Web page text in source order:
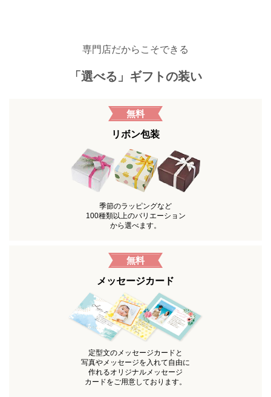
専門店だからこそできる
「選べる」ギフトの装い
無料
リボン包装
季節のラッピングなど
100種類以上のバリエーション
から選べます。
無料
メッセージカード
定型文のメッセージカードと
写真やメッセージを入れて自由に
作れるオリジナルメッセージ
カードをご用意しております。